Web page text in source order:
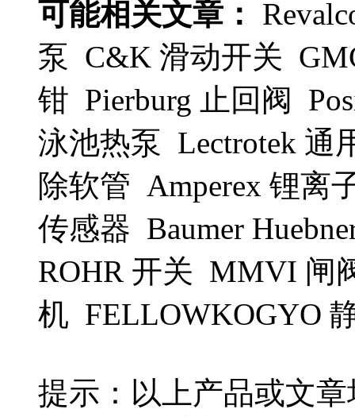
可能相关文章：
泵 C&K 滑动开关
钳 Pierburg 止回阀
泳池热泵 Lectrotek 通
除软管 Amperex 锂离
传感器 Baumer
ROHR 开关 MMVI 闸
机 FELLOWKOGYO
提示：以上产品或文